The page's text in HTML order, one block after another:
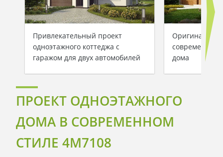
Привлекательный проект
одноэтажного коттеджа с
гаражом для двух автомобилей
дома
ПРОЕКТ ОДНОЭТАЖНОГО
ДОМА В СОВРЕМЕННОМ
СТИЛЕ 4M7108